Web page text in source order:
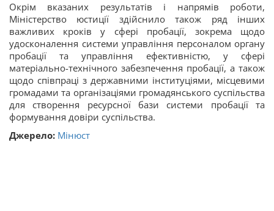
Окрім вказаних результатів і напрямів роботи,
Міністерство юстиції здійснило також ряд інших
важливих кроків у сфері пробації, зокрема щодо
удосконалення системи управління персоналом органу
пробації та управління ефективністю, у сфері
матеріально-технічного забезпечення пробації, а також
щодо співпраці з державними інституціями, місцевими
громадами та організаціями громадянського суспільства
для створення ресурсної бази системи пробації та
формування довіри суспільства.
Джерело: Мінюст